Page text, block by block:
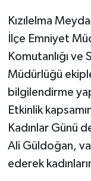
Kızılelma
İlçe Emniyet
Komutanlığı
Müdürlüğü
bilgilendirme
Etkinlik
Kadınlar Günü
Ali Güldoğan,
ederek